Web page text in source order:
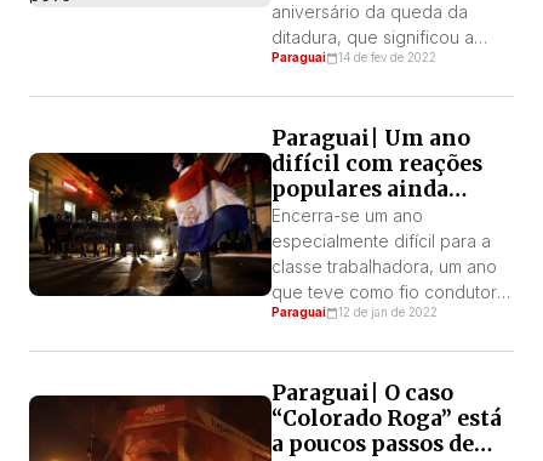
brasileiro mais rico“, afirmou
[…]
aniversário da queda da
ditadura, que significou a
mudança do regime ditatorial
Armadas como principal
instituição do regime e
estabeleceu o ritual de
eleições periódicas e o
parlamento capitalista como
pilares políticos. Uma
democracia onde as
liberdades, garantias e a […]
Paraguai 14 de fev de 2022
Paraguai| Um ano
difícil com reações
populares ainda
insuficientes
Encerra-se um ano
especialmente difícil para a
classe trabalhadora, um ano
que teve como fio condutor a
crise sanitária com o
com a lentidão da chegada
dos imunizantes em uma
primeira etapa, estando hoje
Paraguai 12 de jan de 2022
Paraguai| O caso
“Colorado Roga” está
a poucos passos de